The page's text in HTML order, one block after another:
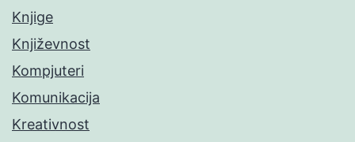
Knjige
Književnost
Kompjuteri
Komunikacija
Kreativnost